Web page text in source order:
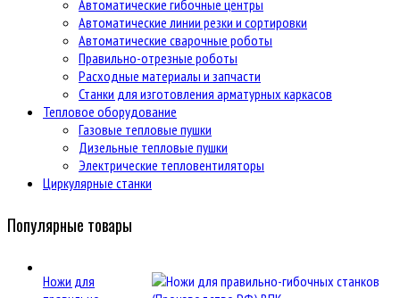
Автоматические гибочные центры
Автоматические линии резки и сортировки
Автоматические сварочные роботы
Правильно-отрезные роботы
Расходные материалы и запчасти
Станки для изготовления арматурных каркасов
Тепловое оборудование
Газовые тепловые пушки
Дизельные тепловые пушки
Электрические тепловентиляторы
Циркулярные станки
Популярные товары
Ножи для